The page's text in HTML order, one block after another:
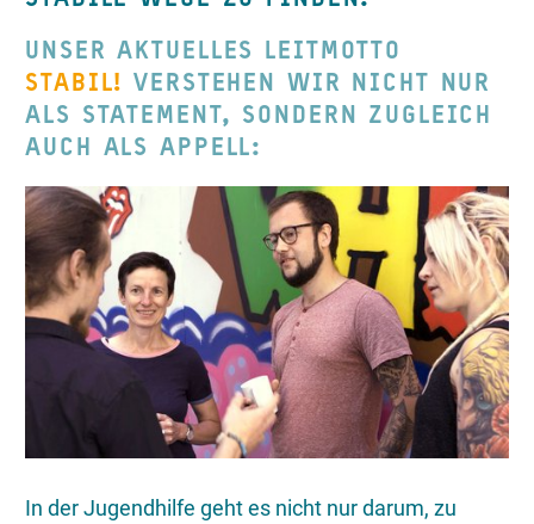
UNSER AKTUELLES LEITMOTTO
STABIL! VERSTEHEN WIR NICHT NUR
ALS STATEMENT, SONDERN ZUGLEICH
AUCH ALS APPELL:
In der Jugendhilfe geht es nicht nur darum, zu